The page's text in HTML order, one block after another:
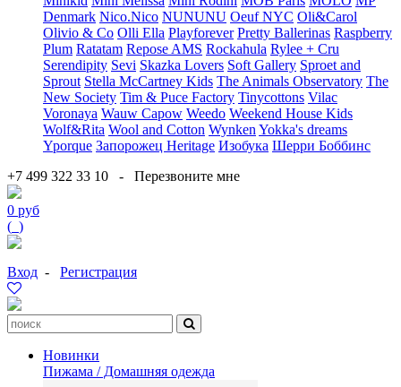
Denmark Nico.Nico NUNUNU Oeuf NYC Oli&Carol
Olivio & Co Olli Ella Playforever Pretty Ballerinas Raspberry
Plum Ratatam Repose AMS Rockahula Rylee + Cru
Serendipity Sevi Skazka Lovers Soft Gallery Sproet and
Sprout Stella McCartney Kids The Animals Observatory The
New Society Tim & Puce Factory Tinycottons Vilac
Voronaya Wauw Capow Weedo Weekend House Kids
Wolf&Rita Wool and Cotton Wynken Yokka's dreams
Yporque Запорожец Heritage Изобука Шерри Боббинс
+7 499 322 33 10 - Перезвоните мне
0 руб
( )
Вход - Регистрация
Новинки
Пижама / Домашняя одежда